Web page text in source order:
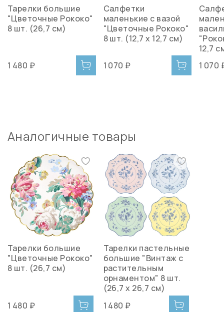
Тарелки большие
"Цветочные Рококо"
8 шт. (26,7 см)
1 480 ₽
Салфетки
маленькие с вазой
"Цветочные Рококо"
8 шт. (12,7 х 12,7 см)
1 070 ₽
12,7
1 070
Аналогичные товары
Тарелки большие
"Цветочные Рококо"
8 шт. (26,7 см)
1 480 ₽
Тарелки пастельные
большие "Винтаж с
растительным
орнаментом" 8 шт.
(26,7 x 26,7 см)
1 480 ₽